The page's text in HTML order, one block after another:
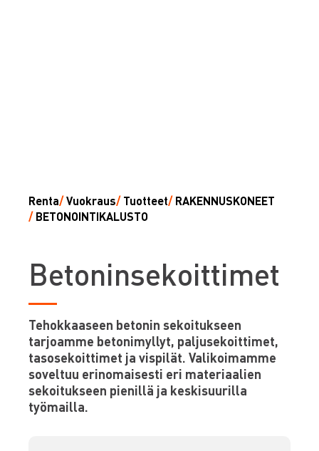
Renta/Vuokraus/ Tuotteet/ RAKENNUSKONEET
/ BETONOINTIKALUSTO
Betoninsekoittimet
Tehokkaaseen betonin sekoitukseen
tarjoamme betonimyllyt, paljusekoittimet,
tasosekoittimet ja vispilät. Valikoimamme
soveltuu erinomaisesti eri materiaalien
sekoitukseen pienillä ja keskisuurilla
työmailla.